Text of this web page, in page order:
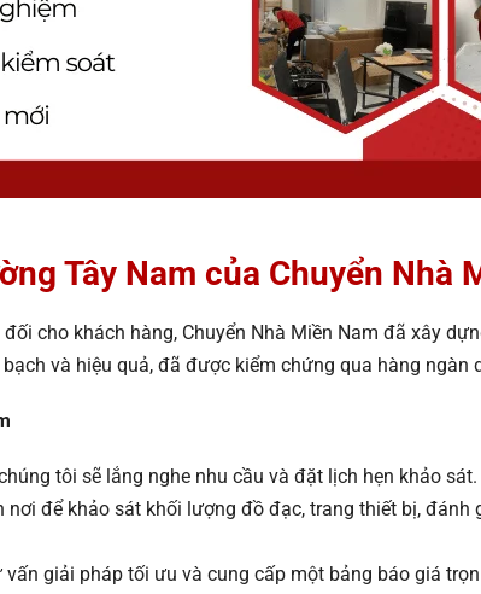
Tây Nam của Chuyển Nhà
cho khách hàng, Chuyển Nhà Miền Nam đã xây
và hiệu quả, đã được kiểm chứng qua hàng ngàn
tôi sẽ lắng nghe nhu cầu và đặt lịch hẹn khảo sát.
nơi để khảo sát khối lượng đồ đạc, trang thiết bị,
giải pháp tối ưu và cung cấp một bảng báo giá